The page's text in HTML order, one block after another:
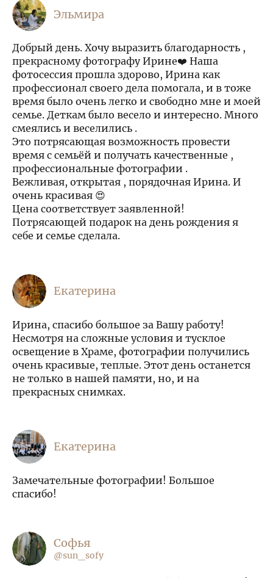
Эльмира
Добрый день. Хочу выразить благодарность ,
прекрасному фотографу Ирине❤️ Наша
фотосессия прошла здорово, Ирина как
профессионал своего дела помогала, и в тоже
время было очень легко и свободно мне и моей
семье. Деткам было весело и интересно. Много
смеялись и веселились .
Это потрясающая возможность провести
время с семьёй и получать качественные ,
профессиональные фотографии .
Вежливая, открытая , порядочная Ирина. И
очень красивая 😍
Цена соответствует заявленной!
Потрясающей подарок на день рождения я
себе и семье сделала.
Екатерина
Ирина, спасибо большое за Вашу работу!
Несмотря на сложные условия и тусклое
освещение в Храме, фотографии получились
очень красивые, теплые. Этот день останется
не только в нашей памяти, но, и на
прекрасных снимках.
Екатерина
Замечательные фотографии! Большое
спасибо!
Софья
@sun_sofy